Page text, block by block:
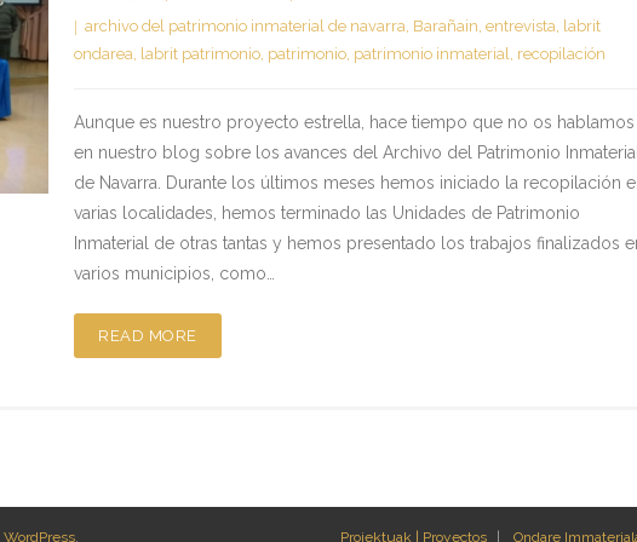
archivo del patrimonio inmaterial de navarra, Barañain,entrevista, labrit
ondarea, labrit patrimonio, patrimonio, patrimonio inmaterial, recopilación
Aunque es nuestro proyecto estrella, hace tiempo que no os hablamos
en nuestro blog sobre los avances del Archivo del Patrimonio Inmaterial
de Navarra. Durante los últimos meses hemos iniciado la recopilación
varias localidades, hemos terminado las Unidades de Patrimonio
Inmaterial de otras tantas y hemos presentado los trabajos finalizados
varios municipios, como…
READ MORE
WordPress. Proiektuak | Proyectos Ondare